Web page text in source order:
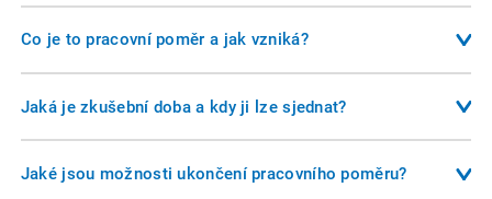
Co je to pracovní poměr a jak vzniká?
Pracovní poměr je základní formou závislé práce mezi
zaměstnancem a zaměstnavatelem. Vzniká uzavřením
zaměstnání. Pracovní poměr může být sjednán na dobu
Jaká je zkušební doba a kdy ji lze sjednat?
Zkušební doba slouží k ověření, zda zaměstnanec i
zaměstnavatel vyhovují vzájemným očekáváním. Musí být
Jaké jsou možnosti ukončení pracovního poměru?